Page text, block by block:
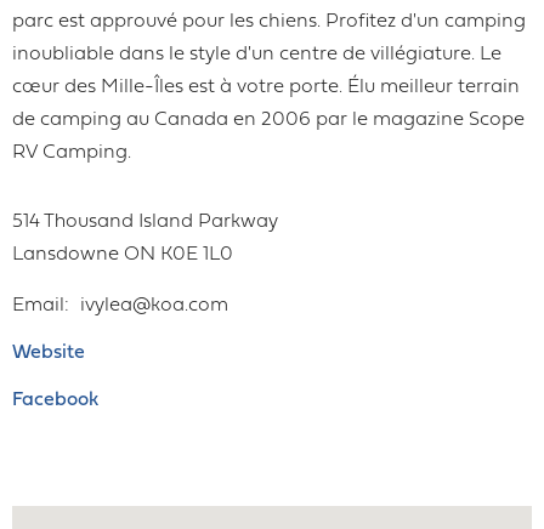
parc est approuvé pour les chiens. Profitez d'un camping
inoubliable dans le style d'un centre de villégiature. Le
cœur des Mille-Îles est à votre porte. Élu meilleur terrain
de camping au Canada en 2006 par le magazine Scope
RV Camping.
514 Thousand Island Parkway
Lansdowne ON K0E 1L0
Email ivylea@koa.com
Website
Facebook